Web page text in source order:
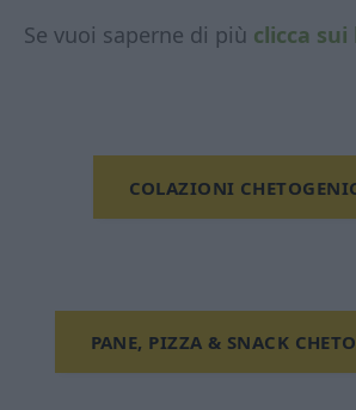
Se vuoi saperne di più clicca
COLAZIONI
PANE, PIZZA & SNACK